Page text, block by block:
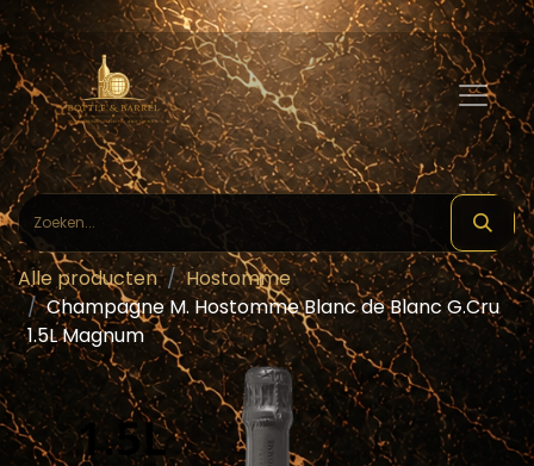
Alle producten
Hostomme
Champagne M. Hostomme Blanc de Blanc G.Cru
1.5L Magnum